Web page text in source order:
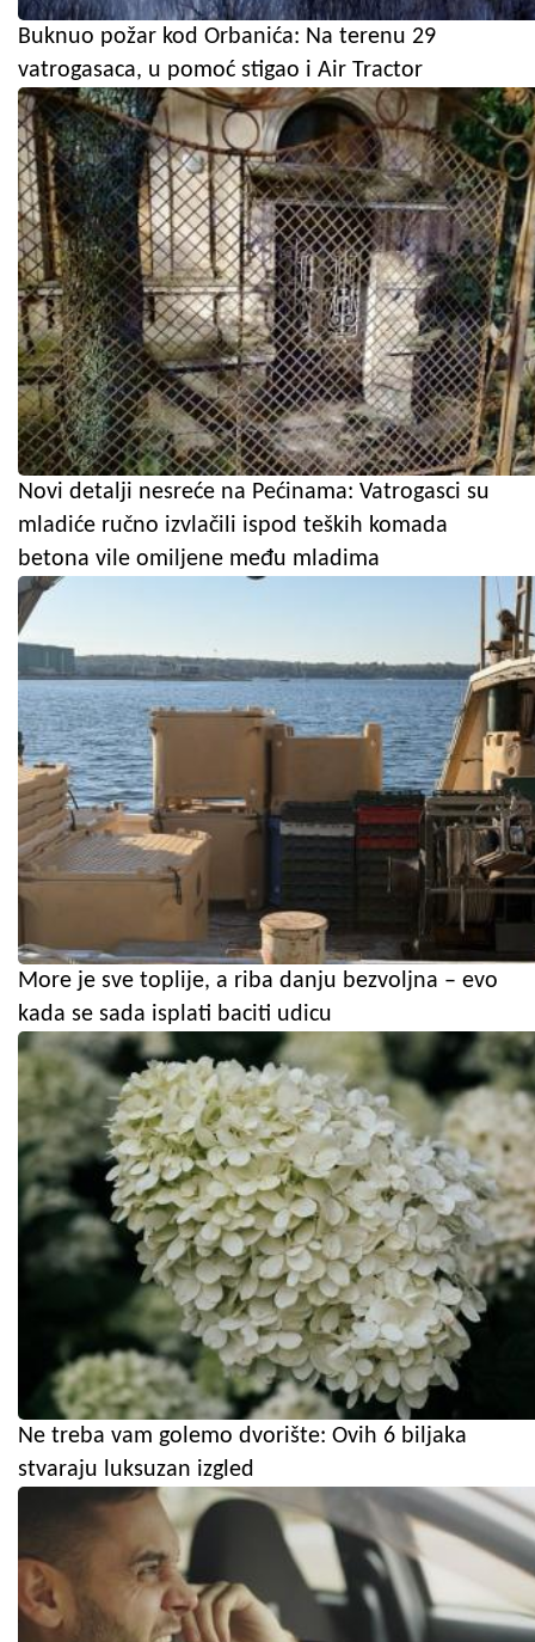
Buknuo požar kod Orbanića: Na terenu 29
vatrogasaca, u pomoć stigao i Air Tractor
Novi detalji nesreće na Pećinama: Vatrogasci su
mladiće ručno izvlačili ispod teških komada
betona vile omiljene među mladima
More je sve toplije, a riba danju bezvoljna – evo
kada se sada isplati baciti udicu
Ne treba vam golemo dvorište: Ovih 6 biljaka
stvaraju luksuzan izgled